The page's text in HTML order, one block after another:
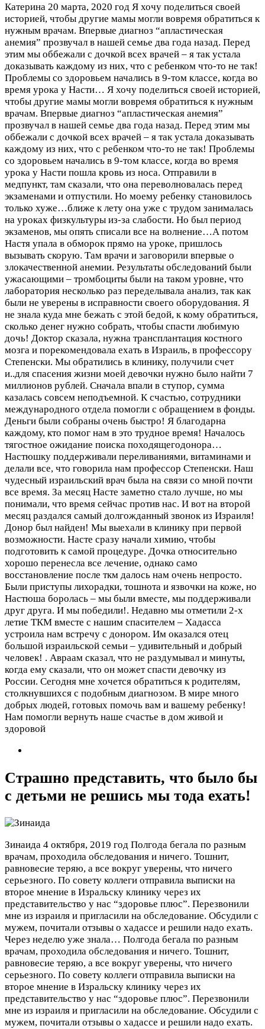
Катерина 20 марта, 2020 год Я хочу поделиться своей
историей, чтобы другие мамы могли вовремя обратиться к
нужным врачам. Впервые диагноз “апластическая
анемия” прозвучал в нашей семье два года назад. Перед
этим мы оббежали с дочкой всех врачей – я так устала
доказывать каждому из них, что с ребенком что-то не так!
Проблемы со здоровьем начались в 9-том классе, когда во
время урока у Насти… Я хочу поделиться своей историей,
чтобы другие мамы могли вовремя обратиться к нужным
врачам. Впервые диагноз “апластическая анемия”
прозвучал в нашей семье два года назад. Перед этим мы
оббежали с дочкой всех врачей – я так устала доказывать
каждому из них, что с ребенком что-то не так! Проблемы
со здоровьем начались в 9-том классе, когда во время
урока у Насти пошла кровь из носа. Отправили в
медпункт, там сказали, что она переволновалась перед
экзаменами и отпустили. Но моему ребенку становилось
только хуже…ближе к лету она уже с трудом занималась
на уроках физкультуры из-за слабости. Но был период
экзаменов, мы опять списали все на волнение…А потом
Настя упала в обморок прямо на уроке, пришлось
вызывать скорую. Там врачи и заговорили впервые о
злокачественной анемии. Результаты обследований были
ужасающими – тромбоциты были на таком уровне, что
лаборатория несколько раз переделывала анализ, так как
были не уверены в исправности своего оборудования. Я
не знала куда мне бежать с этой бедой, к кому обратиться,
сколько денег нужно собрать, чтобы спасти любимую
дочь! Доктор сказала, нужна трансплантация костного
мозга и порекомендовала ехать в Израиль, в профессору
Степенски. Мы обратились в клинику, получили счет
и..для спасения жизни моей девочки нужно было найти 7
миллионов рублей. Сначала впали в ступор, сумма
казалась совсем неподъемной. К счастью, сотрудники
международного отдела помогли с обращением в фонды.
Деньги были собраны очень быстро! Я благодарна
каждому, кто помог нам в это трудное время! Началось
тягостное ожидание поиска походящегодонора…
Настюшку поддерживали переливаниями, витаминами и
делали все, что говорила нам профессор Степенски. Наш
чудесный израильский врач была на связи со мной почти
все время. За месяц Насте заметно стало лучше, но мы
понимали, что время сейчас против нас. И вот на второй
месяц раздался самый долгожданный звонок из Израиля!
Донор был найден! Мы выехали в клинику при первой
возможности. Насте сразу начали химию, чтобы
подготовить к самой процедуре. Дочка относительно
хорошо перенесла все лечение, однако само
восстановление после ткм далось нам очень непросто.
Были приступы лихорадки, тошнота и язвочки на коже, но
Настюша боролась – мы были вместе, мы поддерживали
друг друга. И мы победили!. Недавно мы отметили 2-х
летие ТКМ вместе с нашим спасителем – Хадасса
устроила нам встречу с донором. Им оказался отец
большой израильской семьи – удивительный и добрый
человек! . Авраам сказал, что не раздумывал и минуты,
когда ему сказали, что он может спасти девочку из
России. Сегодня мне хочется обратиться к родителям,
столкнувшихся с подобным диагнозом. В мире много
добрых людей, готовых помочь вам и вашему ребенку!
Нам помогли вернуть наше счастье в дом живой и
здоровой
Страшно представить, что было бы
с детьми не решись мы тода ехать!
Зинаида 4 октября, 2019 год Полгода бегала по разным
врачам, проходила обследования и ничего. Тошнит,
равновесие теряю, а все вокруг уверены, что ничего
серьезного. По совету коллеги отправила выписки на
второе мнение в Изральску клинику через их
представительство у нас “здоровье плюс”. Перезвонили
мне из израиля и пригласили на обследование. Обсудили с
мужем, почитали отзывы о хадассе и решили надо ехать.
Через неделю уже знала… Полгода бегала по разным
врачам, проходила обследования и ничего. Тошнит,
равновесие теряю, а все вокруг уверены, что ничего
серьезного. По совету коллеги отправила выписки на
второе мнение в Изральску клинику через их
представительство у нас “здоровье плюс”. Перезвонили
мне из израиля и пригласили на обследование. Обсудили с
мужем, почитали отзывы о хадассе и решили надо ехать.